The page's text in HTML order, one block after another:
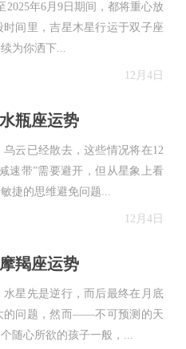
2025年6月9日期间，都将重心放
间里，吉星木星行运于双子座
为你洒下...
12月4日
瓶座运势
云已经散去，这些情况将在12
速带”需要避开，但从星象上看
捷的思维避免问题...
12月4日
羯座运势
星先是逆行，而后最终在月底
的问题，然而——不可预测的天
随心所欲的孩子一般，...